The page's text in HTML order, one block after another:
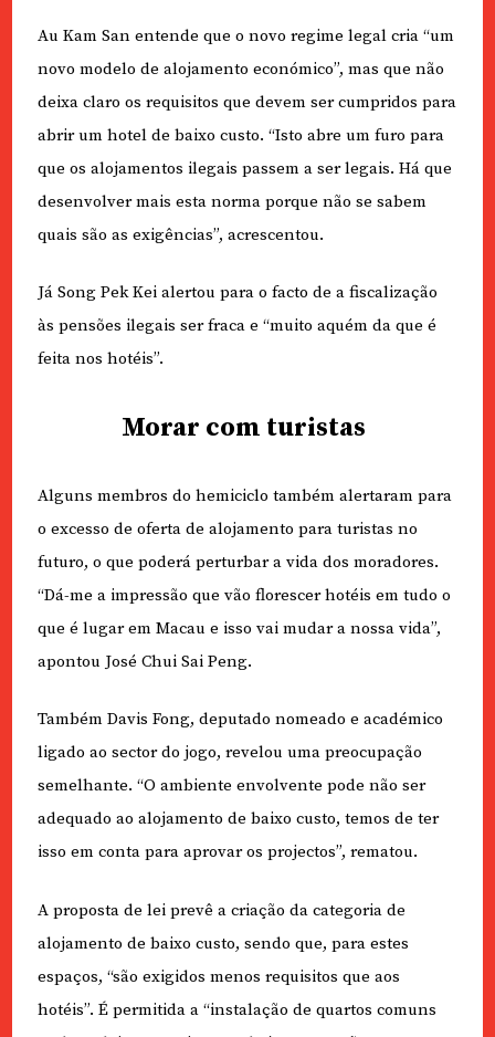
Au Kam San entende que o novo regime legal cria “um
novo modelo de alojamento económico”, mas que não
deixa claro os requisitos que devem ser cumpridos para
abrir um hotel de baixo custo. “Isto abre um furo para
que os alojamentos ilegais passem a ser legais. Há que
desenvolver mais esta norma porque não se sabem
quais são as exigências”, acrescentou.
Já Song Pek Kei alertou para o facto de a fiscalização
às pensões ilegais ser fraca e “muito aquém da que é
feita nos hotéis”.
Morar com turistas
Alguns membros do hemiciclo também alertaram para
o excesso de oferta de alojamento para turistas no
futuro, o que poderá perturbar a vida dos moradores.
“Dá-me a impressão que vão florescer hotéis em tudo o
que é lugar em Macau e isso vai mudar a nossa vida”,
apontou José Chui Sai Peng.
Também Davis Fong, deputado nomeado e académico
ligado ao sector do jogo, revelou uma preocupação
semelhante. “O ambiente envolvente pode não ser
adequado ao alojamento de baixo custo, temos de ter
isso em conta para aprovar os projectos”, rematou.
A proposta de lei prevê a criação da categoria de
alojamento de baixo custo, sendo que, para estes
espaços, “são exigidos menos requisitos que aos
hotéis”. É permitida a “instalação de quartos comuns